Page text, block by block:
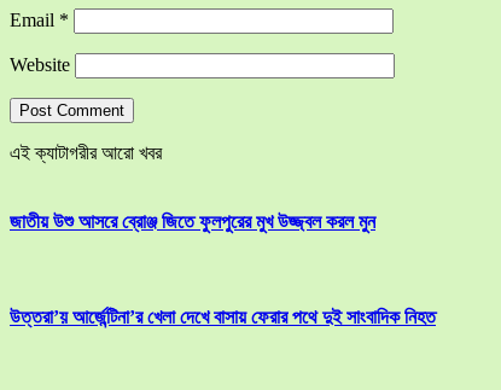
Email *
Website
এই ক্যাটাগরীর আরো খবর
জাতীয় উশু আসরে ব্রোঞ্জ জিতে ফুলপুরের মুখ উজ্জ্বল করল মুন
উত্তরা’য় আর্জেন্টিনা’র খেলা দেখে বাসায় ফেরার পথে দুই সাংবাদিক নিহত